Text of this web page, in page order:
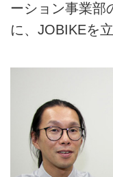
ーション事業部
に、JOBIKEを